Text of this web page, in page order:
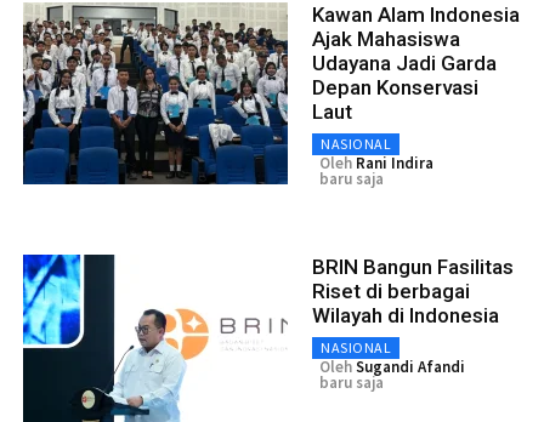
Kawan Alam Indonesia
Ajak Mahasiswa
Udayana Jadi Garda
Depan Konservasi
Laut
NASIONAL
Oleh Rani Indira
baru saja
BRIN Bangun Fasilitas
Riset di berbagai
Wilayah di Indonesia
NASIONAL
OlehSugandi Afandi
baru saja